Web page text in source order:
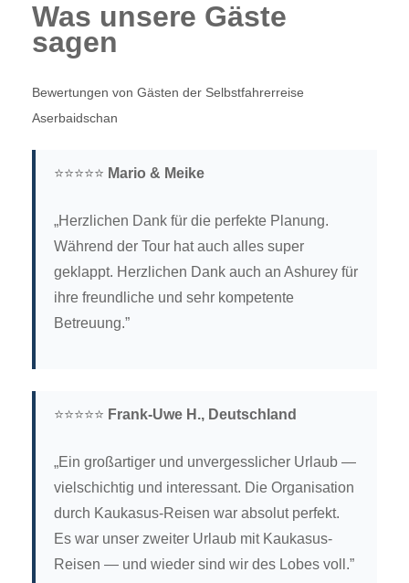
Was unsere Gäste
sagen
Bewertungen von Gästen der Selbstfahrerreise
Aserbaidschan
⭐⭐⭐⭐⭐ Mario & Meike
„Herzlichen Dank für die perfekte Planung.
Während der Tour hat auch alles super
geklappt. Herzlichen Dank auch an Ashurey für
ihre freundliche und sehr kompetente
Betreuung.”
⭐⭐⭐⭐⭐ Frank-Uwe H., Deutschland
„Ein großartiger und unvergesslicher Urlaub —
vielschichtig und interessant. Die Organisation
durch Kaukasus-Reisen war absolut perfekt.
Es war unser zweiter Urlaub mit Kaukasus-
Reisen — und wieder sind wir des Lobes voll.”